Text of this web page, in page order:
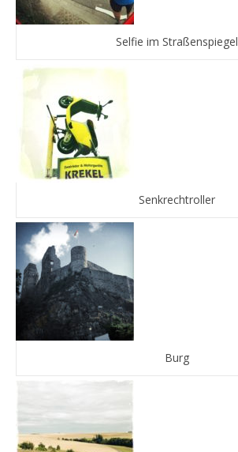
Selfie im Straßenspiegel
Senkrechtroller
Burg